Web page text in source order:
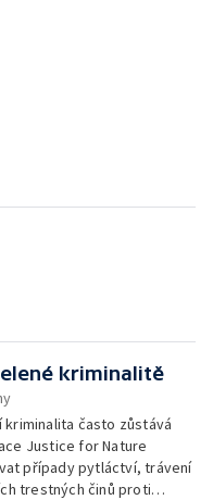
kriminalitě
kriminalita často zůstává
Justice for Nature
případy pytláctví, trávení
trestných činů proti